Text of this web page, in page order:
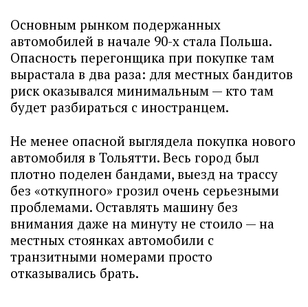
Основным рынком подержанных
автомобилей в начале 90-х стала Польша.
Опасность перегонщика при покупке там
вырастала в два раза: для местных бандитов
риск оказывался минимальным — кто там
будет разбираться с иностранцем.
Не менее опасной выглядела покупка нового
автомобиля в Тольятти. Весь город был
плотно поделен бандами, выезд на трассу
без «откупного» грозил очень серьезными
проблемами. Оставлять машину без
внимания даже на минуту не стоило — на
местных стоянках автомобили с
транзитными номерами просто
отказывались брать.